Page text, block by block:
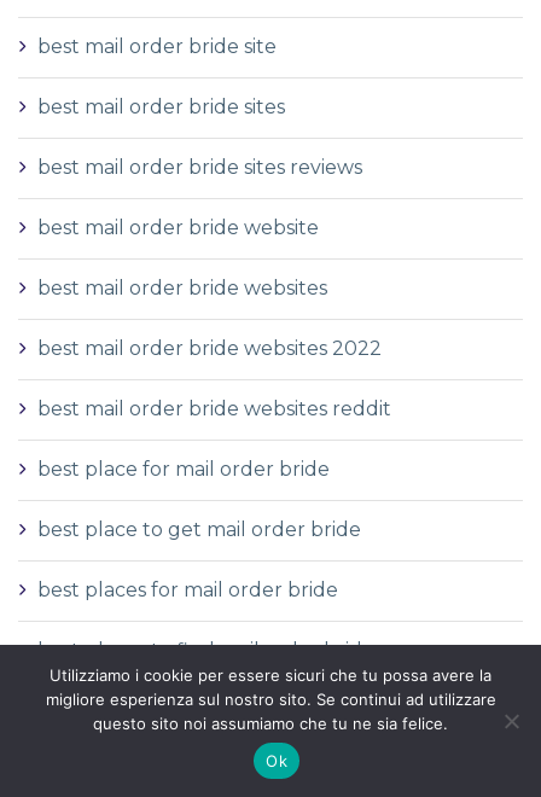
best mail order bride site
best mail order bride sites
best mail order bride sites reviews
best mail order bride website
best mail order bride websites
best mail order bride websites 2022
best mail order bride websites reddit
best place for mail order bride
best place to get mail order bride
best places for mail order bride
best places to find mail order bride
best places to get mail order bride
best real mail order bride sites
Utilizziamo i cookie per essere sicuri che tu possa avere la
migliore esperienza sul nostro sito. Se continui ad utilizzare
questo sito noi assumiamo che tu ne sia felice.
Ok